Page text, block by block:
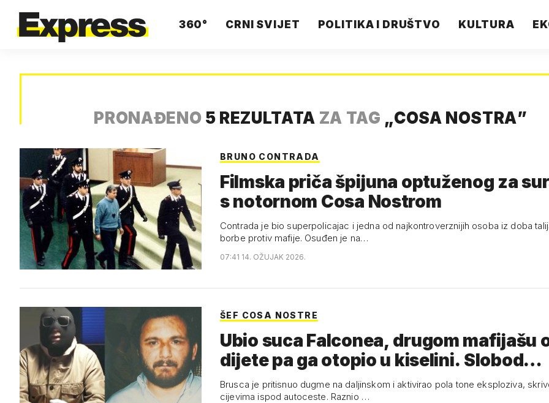
360° CRNI SVIJET POLITIKA I DRUŠTVO KULTURA
PRONAĐENO 5 REZULTATA ZA TAG „COSA NOSTRA”
BRUNO CONTRADA
Filmska priča špijuna optuženog za
s notornom Cosa Nostrom
Contrada je bio superpolicajac i jedna od najkontroverznijih osoba iz doba
borbe protiv mafije. Osuđen je na…
07:41 14. OŽUJAK 2026.
ŠEF COSA NOSTRE
Ubio suca Falconea, drugom mafijašu
dijete pa ga otopio u kiselini. Slobod…
Brusca je pritisnuo dugme na daljinskom i aktivirao pola tone eksploziva,
cijevima ispod autoceste. Raznio …